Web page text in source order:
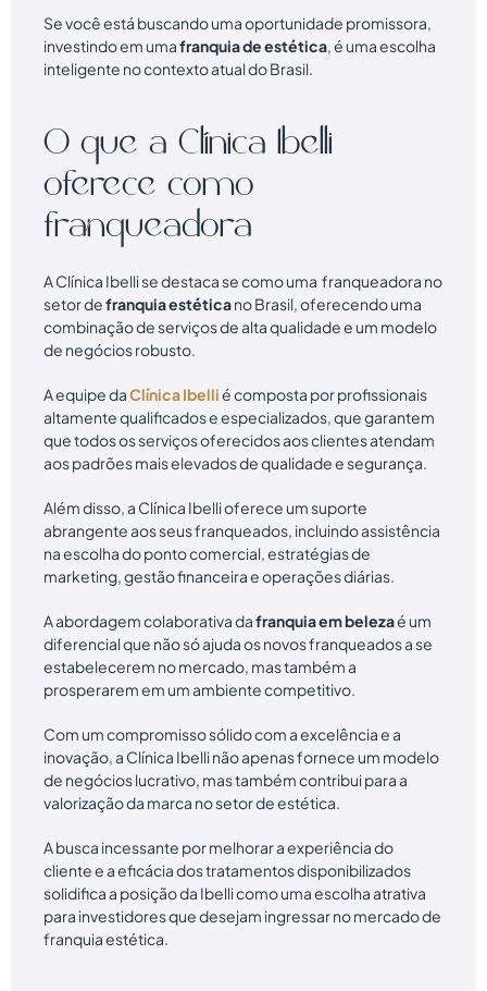
Se você está buscando uma oportunidade promissora,
investindo em umafranquia de estética, é uma escolha
inteligente no contexto atual do Brasil.
O que a Clínica Ibelli
oferece como
franqueadora
A Clínica Ibelli se destaca se como uma franqueadora no
setor defranquia estéticano Brasil, oferecendo uma
combinação de serviços de alta qualidade e um modelo
de negócios robusto.
A equipe daClínica Ibellié composta por profissionais
altamente qualificados e especializados, que garantem
que todos os serviços oferecidos aos clientes atendam
aos padrões mais elevados de qualidade e segurança.
Além disso, a Clínica Ibelli oferece um suporte
abrangente aos seus franqueados, incluindo assistência
na escolha do ponto comercial, estratégias de
marketing, gestão financeira e operações diárias.
A abordagem colaborativa dafranquia em belezaé um
diferencial que não só ajuda os novos franqueados a se
estabelecerem no mercado, mas também a
prosperarem em um ambiente competitivo.
Com um compromisso sólido com a excelência e a
inovação, a Clínica Ibelli não apenas fornece um modelo
de negócios lucrativo, mas também contribui para a
valorização da marca no setor de estética.
A busca incessante por melhorar a experiência do
cliente e a eficácia dos tratamentos disponibilizados
solidifica a posição da Ibelli como uma escolha atrativa
para investidores que desejam ingressar no mercado de
franquia estética.